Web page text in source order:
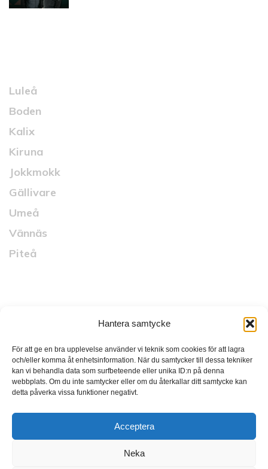
Hantera samtycke
För att ge en bra upplevelse använder vi teknik som cookies för att lagra
och/eller komma åt enhetsinformation. När du samtycker till dessa tekniker
kan vi behandla data som surfbeteende eller unika ID:n på denna
webbplats. Om du inte samtycker eller om du återkallar ditt samtycke kan
detta påverka vissa funktioner negativt.
Acceptera
Neka
Luleå
Boden
Kalix
Kiruna
Jokkmokk
Gällivare
Umeå
Vännäs
Piteå
Vad vi gör
Vilka vi är
Länsnytt